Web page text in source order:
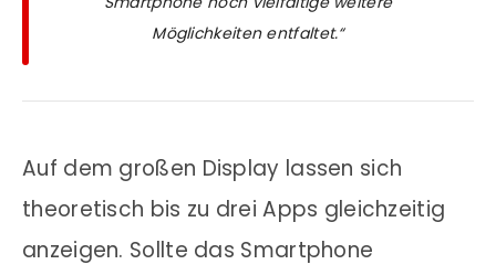
Möglichkeiten entfaltet.“
Auf dem großen Display lassen sich
theoretisch bis zu drei Apps gleichzeitig
anzeigen. Sollte das Smartphone